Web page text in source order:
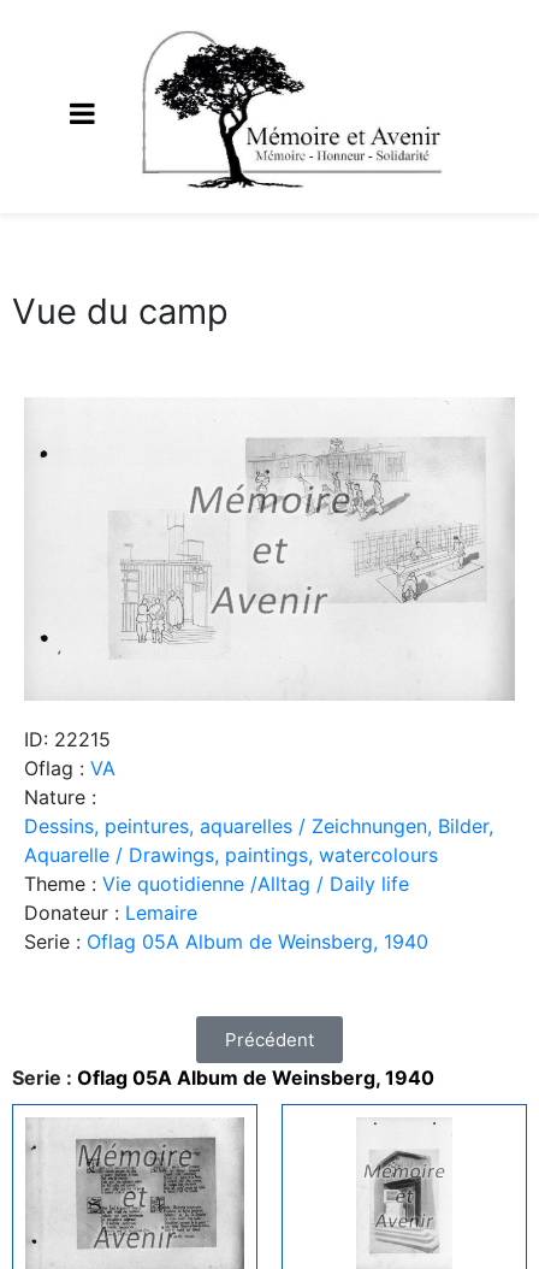
Vue du camp
ID: 22215
Oflag : VA
Nature :
Dessins, peintures, aquarelles / Zeichnungen, Bilder,
Aquarelle / Drawings, paintings, watercolours
Theme : Vie quotidienne /Alltag / Daily life
Donateur : Lemaire
Serie : Oflag 05A Album de Weinsberg, 1940
Précédent
Serie : Oflag 05A Album de Weinsberg, 1940